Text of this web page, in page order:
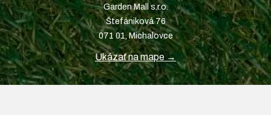
Garden Mall s.r.o.
Štefániková 76
071 01, Michalovce
Ukázať na mape →